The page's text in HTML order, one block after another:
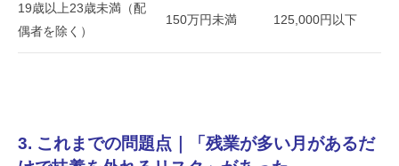
19歳以上23歳未満（配
偶者を除く）
150万円未満 125,000円以下
3. これまでの問題点｜「残業が多い月があるだ